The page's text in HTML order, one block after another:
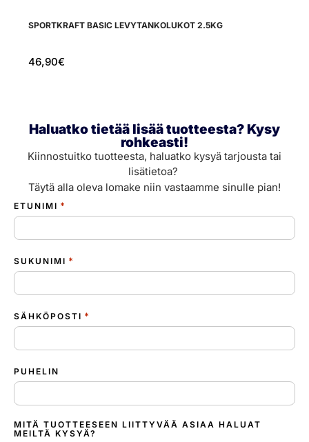
SPORTKRAFT BASIC LEVYTANKOLUKOT 2.5KG
46,90€
Haluatko tietää lisää tuotteesta? Kysy
rohkeasti!
Kiinnostuitko tuotteesta, haluatko kysyä tarjousta tai
lisätietoa?
Täytä alla oleva lomake niin vastaamme sinulle pian!
ETUNIMI *
SUKUNIMI *
SÄHKÖPOSTI *
PUHELIN
MITÄ TUOTTEESEEN LIITTYVÄÄ ASIAA HALUAT
MEILTÄ KYSYÄ?